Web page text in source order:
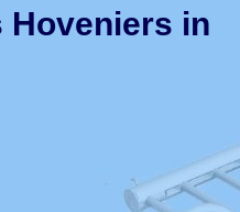
Hoveniers in